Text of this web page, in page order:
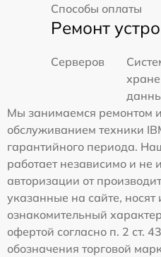
Способы оплаты
Ремонт
Серверов
Мы занимаемся ремонтом
обслуживанием техники
гарантийного периода.
работает независимо и не
авторизации от
указанные на сайте, носят
ознакомительный
офертой согласно п. 2 ст.
обозначения торговой